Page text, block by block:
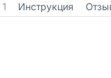
1 Инструкция